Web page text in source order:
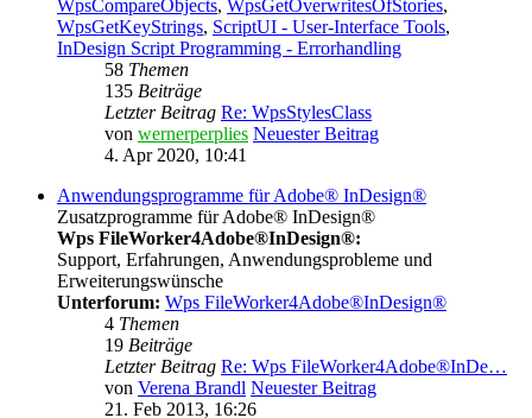
WpsCompareObjects, WpsGetOverwritesOfStories,
WpsGetKeyStrings, ScriptUI - User-Interface Tools,
InDesign Script Programming - Errorhandling
58 Themen
135 Beiträge
Letzter Beitrag Re: WpsStylesClass
von wernerperplies Neuester Beitrag
4. Apr 2020, 10:41
Anwendungsprogramme für Adobe® InDesign®
Zusatzprogramme für Adobe® InDesign®
Wps FileWorker4Adobe®InDesign®:
Support, Erfahrungen, Anwendungsprobleme und
Erweiterungswünsche
Unterforum: Wps FileWorker4Adobe®InDesign®
4 Themen
19 Beiträge
Letzter Beitrag Re: Wps FileWorker4Adobe®InDe…
von Verena Brandl Neuester Beitrag
21. Feb 2013, 16:26